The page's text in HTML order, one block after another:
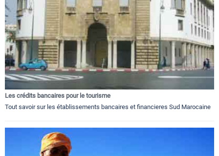
Les crédits bancaires pour le tourisme
Tout savoir sur les établissements bancaires et financieres Sud Marocaine